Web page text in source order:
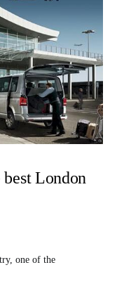
London
one of the